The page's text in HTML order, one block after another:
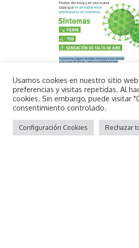
Privacy Policy andTerms of Use.
Usamos cookies en nuestro sitio
preferencias y visitas repetidas. Al
cookies. Sin embargo, puede visitar
consentimiento controlado.
Configuración Cookies Rechazar